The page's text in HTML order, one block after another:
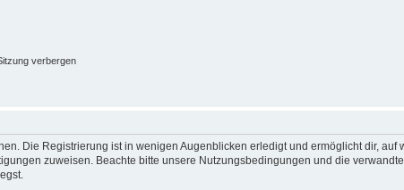
verbergen
Die Registrierung ist in wenigen Augenblicken erledigt und ermöglicht dir,
zuweisen. Beachte bitte unsere Nutzungsbedingungen und die